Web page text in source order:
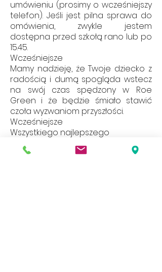
umówieniu (prosimy o wcześniejszy
telefon). Jeśli jest pilna sprawa do
omówienia, zwykle jestem
dostępna przed szkołą rano lub po
15.45.
Wcześniejsze
Mamy nadzieję, że Twoje dziecko z
radością i dumą spogląda wstecz
na swój czas spędzony w Roe
Green i że będzie śmiało stawić
czoła wyzwaniom przyszłości.
Wcześniejsze
Wszystkiego najlepszego
Wcześniejsze
Melissa Loosemore